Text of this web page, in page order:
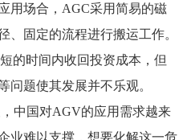
用场合，AGC采用简易的磁
、固定的流程进行搬运工作。
的时间内收回投资成本，但
问题使其发展并不乐观。
中国对AGV的应用需求越来
业难以支撑，想要化解这一危